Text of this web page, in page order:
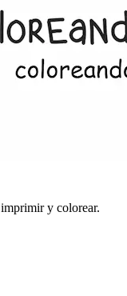
y colorear.